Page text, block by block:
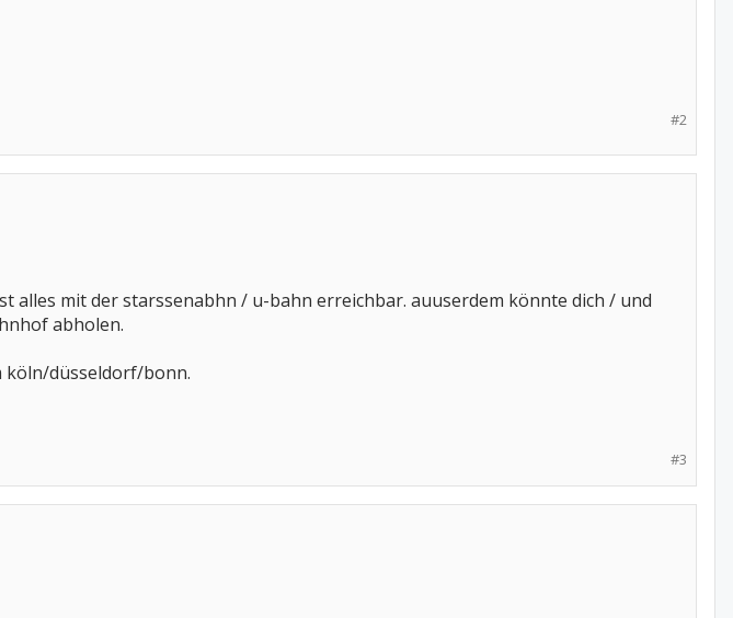
#2
alles mit der starssenabhn / u-bahn erreichbar. auuserdem könnte dich / und
abholen.
köln/düsseldorf/bonn.
#3